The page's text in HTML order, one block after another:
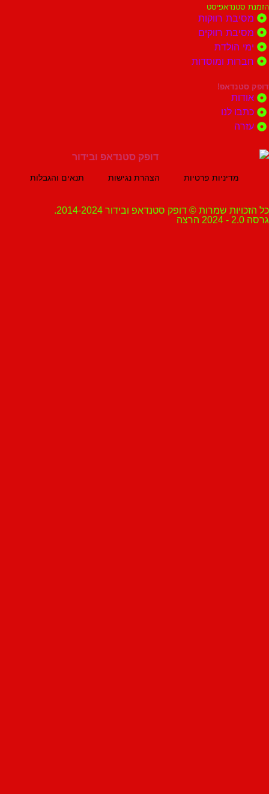
רווקות
רווקים
ומוסדות
לנו
מדיניות פרטיות הצהרת נגישות תנאים והגבלות
שמרות © דופק סטנדאפ ובידור 2014-2024.